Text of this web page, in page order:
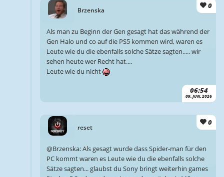
Brzenska
0
06:54
09. JUN. 2026
Als man zu Beginn der Gen gesagt hat das während der
Gen Halo und co auf die PS5 kommen wird, waren es
Leute wie du die ebenfalls solche Sätze sagten..... wir
sehen heute wer Recht hat....
Leute wie du nicht
reset
0
@Brzenska: Als gesagt wurde dass Spider-man für den
PC kommt waren es Leute wie du die ebenfalls solche
Sätze sagten... glaubst du Sony bringt weiterhin games